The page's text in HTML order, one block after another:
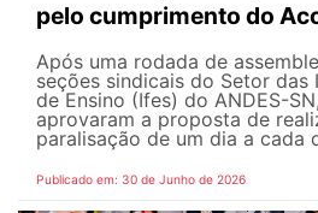
pelo cumprimento do
Após uma rodada de
seções sindicais do Setor das
de Ensino (Ifes) do ANDES-
aprovaram a proposta de
paralisação de um dia a cada
Publicado em: 30 de Junho de 2026